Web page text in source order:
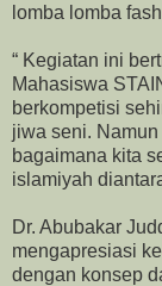
lomba lomba
“ Kegiatan ini
Mahasiswa
berkompetisi
jiwa seni.
bagaimana kita
islamiyah
Dr. Abubakar
mengapresiasi
dengan konsep